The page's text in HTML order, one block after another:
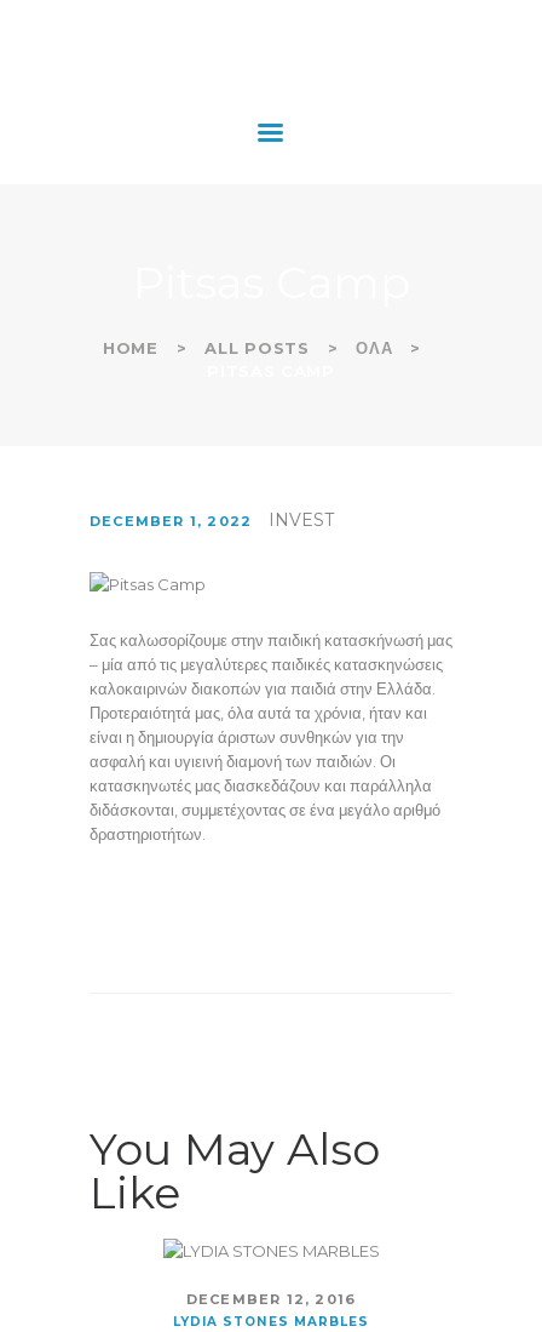
HOME ALL POSTS
ΟΛΑ
DECEMBER 1, 2022 INVEST
Σας καλωσορίζουμε στην παιδική κατασκήνωσή μας
– μία από τις μεγαλύτερες παιδικές κατασκηνώσεις
καλοκαιρινών διακοπών για παιδιά στην Ελλάδα.
Προτεραιότητά μας, όλα αυτά τα χρόνια, ήταν και
είναι η δημιουργία άριστων συνθηκών για την
ασφαλή και υγιεινή διαμονή των παιδιών. Οι
κατασκηνωτές μας διασκεδάζουν και παράλληλα
διδάσκονται, συμμετέχοντας σε ένα μεγάλο αριθμό
δραστηριοτήτων.
You May Also
Like
DECEMBER 12, 2016
LYDIA STONES MARBLES